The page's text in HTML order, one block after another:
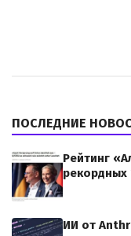
ПОСЛЕДНИЕ
Рейтинг
ИИ от